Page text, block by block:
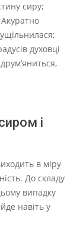
сиру;
духовці
і
в міру
До складу
випадку
навіть у